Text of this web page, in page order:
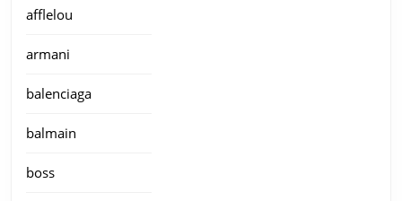
afflelou
armani
balenciaga
balmain
boss